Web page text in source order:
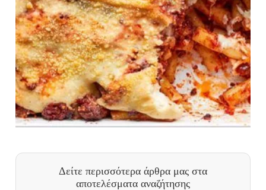
Δείτε περισσότερα άρθρα μας στα
αποτελέσματα αναζήτησης